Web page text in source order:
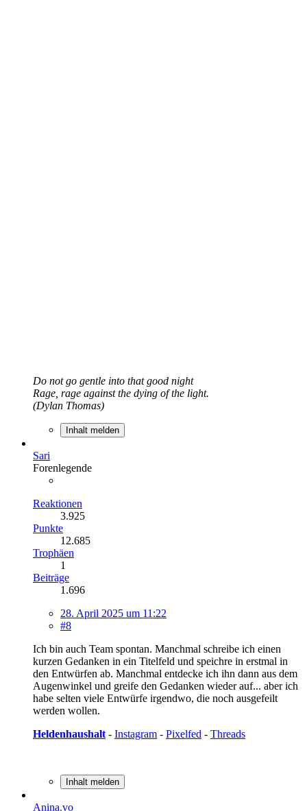
Do not go gentle into that good night
Rage, rage against the dying of the light.
(Dylan Thomas)
Inhalt melden
Sari
Forenlegende
Reaktionen
3.925
Punkte
12.685
Trophäen
1
Beiträge
1.696
28. April 2025 um 11:22
#8
Ich bin auch Team spontan. Manchmal schreibe ich einen
kurzen Gedanken in ein Titelfeld und speichre in erstmal in
den Entwürfen ab. Manchmal entdecke ich ihn dann aus dem
Augenwinkel und greife den Gedanken wieder auf... aber ich
habe selten viele Entwürfe irgendwo, die noch ausgefeilt
werden wollen.
Heldenhaushalt - Instagram - Pixelfed - Threads
Inhalt melden
Anina.vo